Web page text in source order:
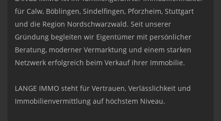
für Calw, Böblingen, Sindelfingen, Pforzheim, Stuttgart
und die Region Nordschwarzwald. Seit unserer
Gründung begleiten wir Eigentümer mit persönlicher
Beratung, moderner Vermarktung und einem starken
Netzwerk erfolgreich beim Verkauf ihrer Immobilie.
LANGE IMMO steht für Vertrauen, Verlässlichkeit und
Immobilienvermittlung auf höchstem Niveau.